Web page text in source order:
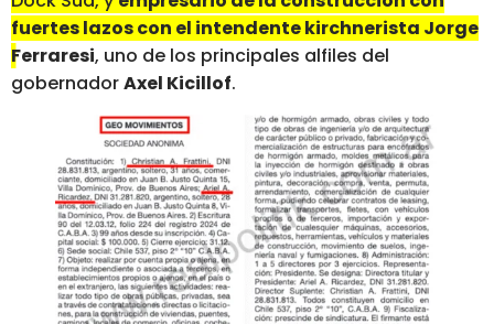
fuertes lazos con el intendente kirchnerista Jorge
Ferraresi, uno de los principales alfiles del
gobernadorAxel Kicillof.